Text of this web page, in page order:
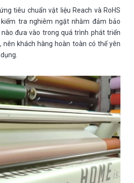
tiêu chuẩn vật liệu Reach và RoHS
tra nghiêm ngặt nhằm đảm bảo
đưa vào trong quá trình phát triển
nên khách hàng hoàn toàn có thể yên